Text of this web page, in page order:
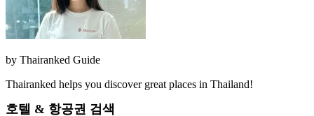
by Thairanked Guide
Thairanked helps you discover great places in Thailand!
호텔 & 항공권 검색